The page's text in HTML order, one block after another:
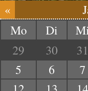
«
Mo
Di
29
30 31
5
6 7